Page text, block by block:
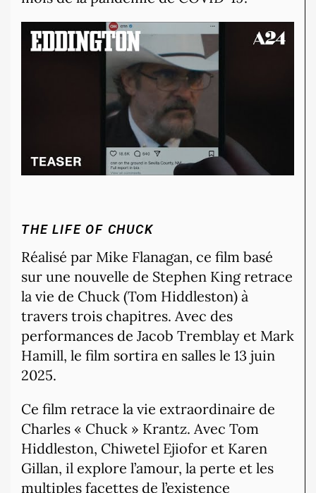
THE LIFE OF CHUCK
Réalisé par Mike Flanagan, ce film basé
sur une nouvelle de Stephen King retrace
la vie de Chuck (Tom Hiddleston) à
travers trois chapitres. Avec des
performances de Jacob Tremblay et Mark
Hamill, le film sortira en salles le 13 juin
2025.
Ce film retrace la vie extraordinaire de
Charles « Chuck » Krantz. Avec Tom
Hiddleston, Chiwetel Ejiofor et Karen
Gillan, il explore l’amour, la perte et les
multiples facettes de l’existence